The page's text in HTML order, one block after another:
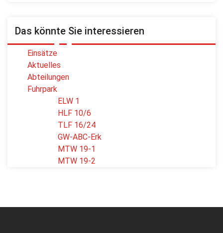
Das könnte Sie interessieren
Einsätze
Aktuelles
Abteilungen
Fuhrpark
ELW 1
HLF 10/6
TLF 16/24
GW-ABC-Erk
MTW 19-1
MTW 19-2